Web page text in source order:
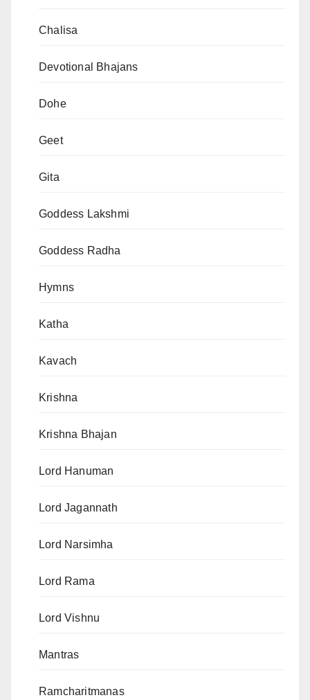
Chalisa
Devotional Bhajans
Dohe
Geet
Gita
Goddess Lakshmi
Goddess Radha
Hymns
Katha
Kavach
Krishna
Krishna Bhajan
Lord Hanuman
Lord Jagannath
Lord Narsimha
Lord Rama
Lord Vishnu
Mantras
Ramcharitmanas